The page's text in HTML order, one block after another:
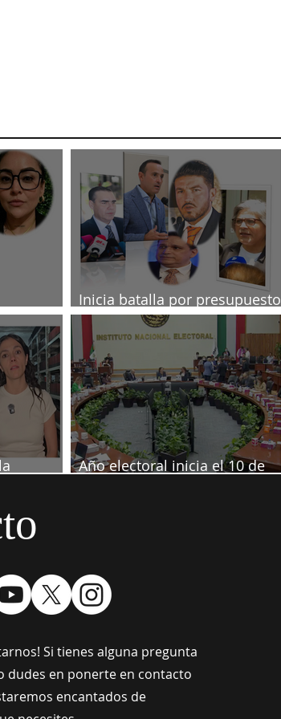
de
Inicia batalla por presupuesto
2027
Año electoral inicia el 10 de
Si tienes alguna pregunta
dudes en ponerte en contacto
encantados de